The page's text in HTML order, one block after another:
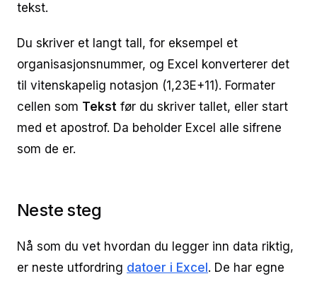
tekst.
Du skriver et langt tall, for eksempel et
organisasjonsnummer, og Excel konverterer det
til vitenskapelig notasjon (1,23E+11). Formater
cellen som Tekst før du skriver tallet, eller start
med et apostrof. Da beholder Excel alle sifrene
som de er.
Neste steg
Nå som du vet hvordan du legger inn data riktig,
er neste utfordring datoer i Excel . De har egne